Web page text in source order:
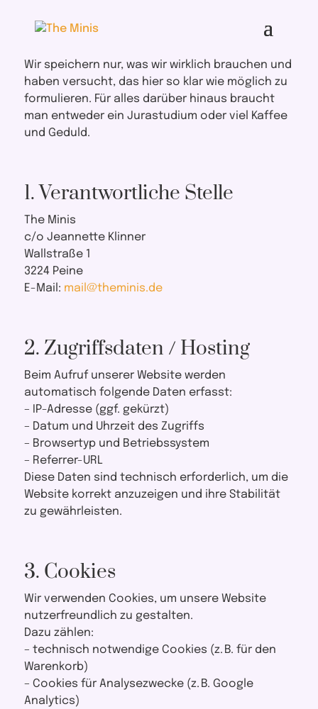
Wir speichern nur, was wir wirklich brauchen und
haben versucht, das hier so klar wie möglich zu
formulieren. Für alles darüber hinaus braucht
man entweder ein Jurastudium oder viel Kaffee
und Geduld.
1. Verantwortliche Stelle
The Minis
c/o Jeannette Klinner
Wallstraße 1
3224 Peine
E-Mail: mail@theminis.de
2. Zugriffsdaten / Hosting
Beim Aufruf unserer Website werden
automatisch folgende Daten erfasst:
– IP-Adresse (ggf. gekürzt)
– Datum und Uhrzeit des Zugriffs
– Browsertyp und Betriebssystem
– Referrer-URL
Diese Daten sind technisch erforderlich, um die
Website korrekt anzuzeigen und ihre Stabilität
zu gewährleisten.
3. Cookies
Wir verwenden Cookies, um unsere Website
nutzerfreundlich zu gestalten.
Dazu zählen:
– technisch notwendige Cookies (z. B. für den
Warenkorb)
– Cookies für Analysezwecke (z. B. Google
Analytics)